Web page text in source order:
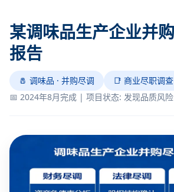
某调味品生产企业并
报告
🧂 调味品 · 并购尽调
📑 商业尽职调查
📅 2024年8月完成 | 项目状态: 发现品质风